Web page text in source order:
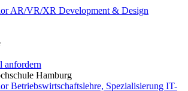
AR/VR/XR Development & Design
anfordern
Hamburg
Betriebswirtschaftslehre, Spezialisierung IT-